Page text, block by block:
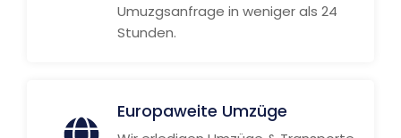
Umuzgsanfrage in weniger als 24
Stunden.
Europaweite Umzüge